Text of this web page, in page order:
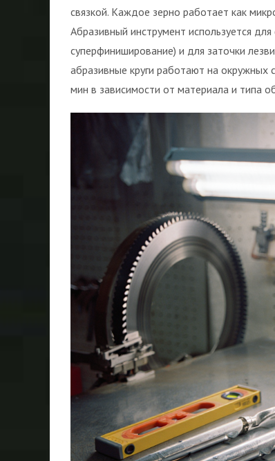
связкой. Каждое зерно работает как
Абразивный инструмент используется
суперфиниширование) и для заточки
абразивные круги работают на
мин в зависимости от материала и типа